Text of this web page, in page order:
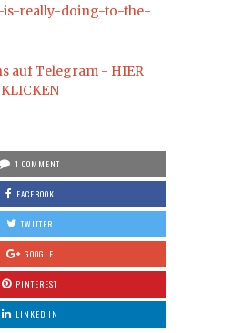
is-really-doing-to-the-
auf Telegram - HIER
KLICKEN
1 COMMENT
FACEBOOK
TWITTER
GOOGLE
PINTEREST
LINKED IN